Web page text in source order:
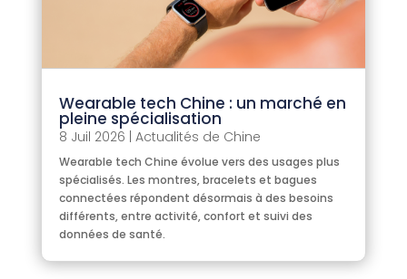
Wearable tech Chine : un marché en
pleine spécialisation
8 Juil 2026 Actualités de Chine
Wearable tech Chine évolue vers des usages plus
spécialisés. Les montres, bracelets et bagues
connectées répondent désormais à des besoins
différents, entre activité, confort et suivi des
données de santé.